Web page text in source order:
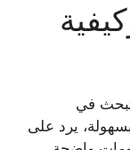
في
يرد على